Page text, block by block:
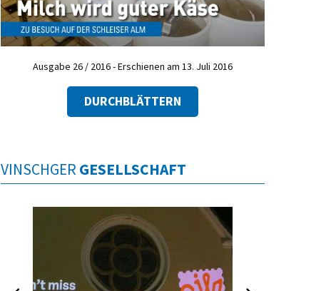
Ausgabe 26 / 2016 - Erschienen am 13. Juli 2016
DURCHBLÄTTERN
VINSCHGER GESELLSCHAFT